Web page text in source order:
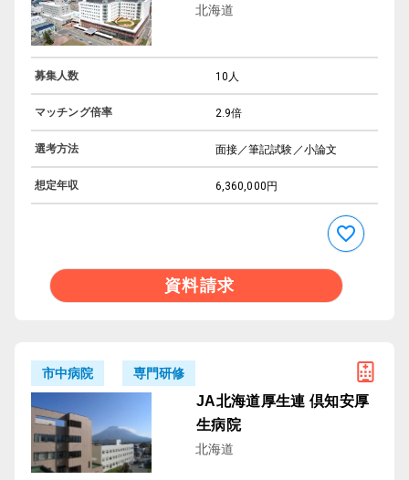
北海道
募集人数 10人
マッチング倍率 2.9倍
選考方法 面接／筆記試験／小論文
想定年収 6,360,000円
資料請求
市中病院 専門研修
JA北海道厚生連 倶知安厚
生病院
北海道